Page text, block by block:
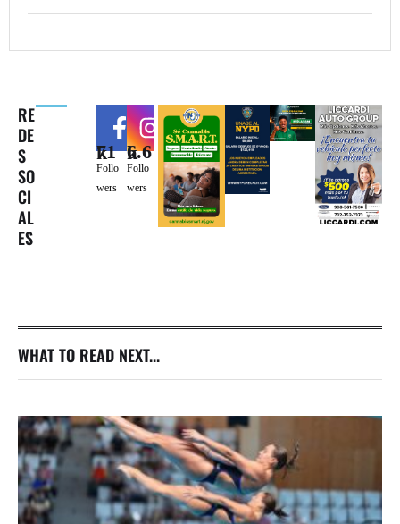
RE
DE
S
SO
CI
AL
ES
71k
Follo
wers
6.6k
Follo
wers
WHAT TO READ NEXT...